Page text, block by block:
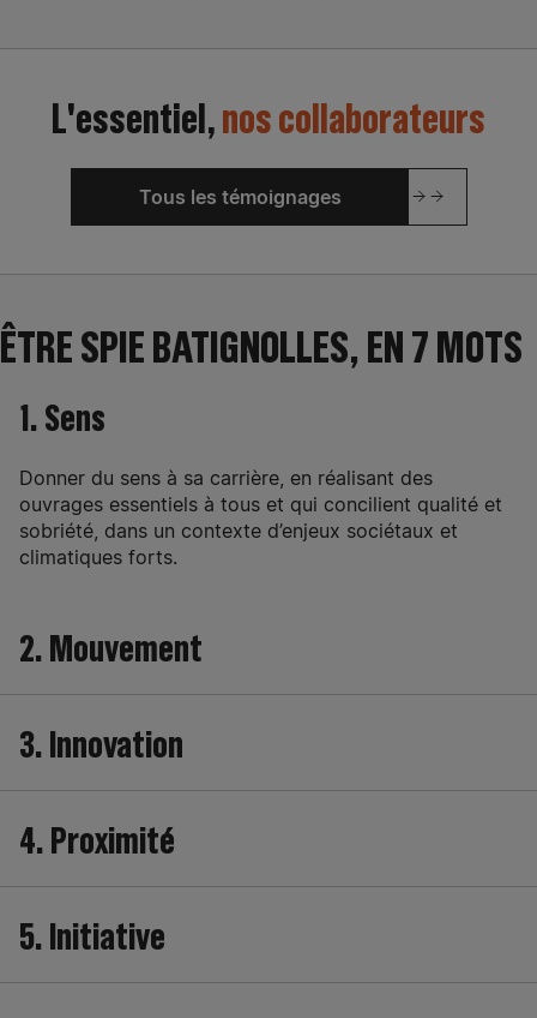
L'essentiel,nos collaborateurs
Tous les témoignages
ÊTRE SPIE BATIGNOLLES, EN 7 MOTS
1. Sens
Donner du sens à sa carrière, en réalisant des
ouvrages essentiels à tous et qui concilient qualité et
sobriété, dans un contexte d’enjeux sociétaux et
climatiques forts.
2. Mouvement
croisée des transitions écologiques et technologiques
qui sont autant d’opportunités de développement
professionnel
3. Innovation
d’innovation ambitieuse déployée par nos
communautés d’experts et relayée par le Campus de
formation Spie batignolles.
4. Proximité
géographique fort et contribuer ainsi au
développement de son territoire.
5. Initiative